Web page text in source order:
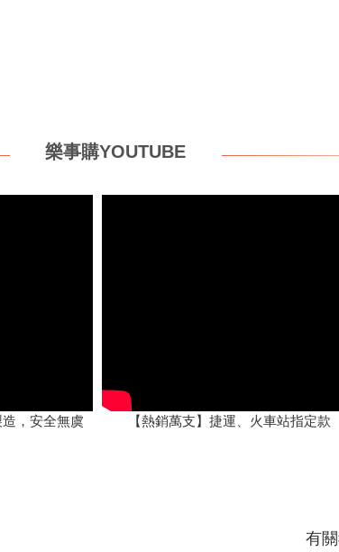
樂事購YOUTUBE
造，安全無虞 【熱銷萬支】捷運、火車站指定款
有